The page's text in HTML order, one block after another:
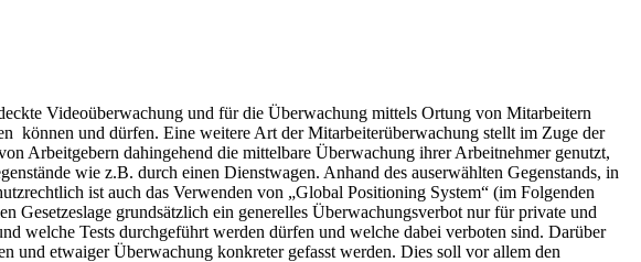
Videoüberwachung und für die Überwachung mittels Ortung von Mitarbeitern
können und dürfen. Eine weitere Art der Mitarbeiterüberwachung stellt im Zuge der
Arbeitgebern dahingehend die mittelbare Überwachung ihrer Arbeitnehmer genutzt,
wie z.B. durch einen Dienstwagen. Anhand des auserwählten Gegenstands, in
ist auch das Verwenden von „Global Positioning System“ (im Folgenden
Gesetzeslage grundsätzlich ein generelles Überwachungsverbot nur für private und
welche Tests durchgeführt werden dürfen und welche dabei verboten sind. Darüber
und etwaiger Überwachung konkreter gefasst werden. Dies soll vor allem den